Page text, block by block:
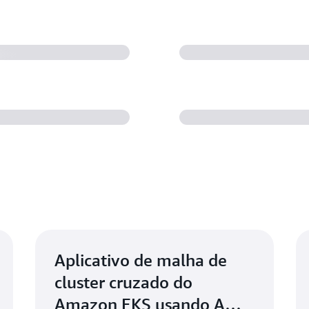
Aplicativo de malha de
cluster cruzado do
Amazon EKS usando AWS